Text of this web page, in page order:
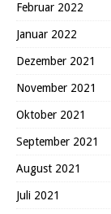
Februar 2022
Januar 2022
Dezember 2021
November 2021
Oktober 2021
September 2021
August 2021
Juli 2021